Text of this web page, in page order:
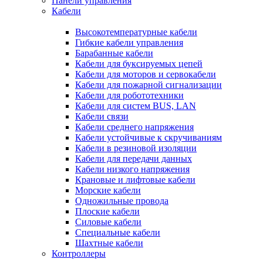
Кабели
Высокотемпературные кабели
Гибкие кабели управления
Барабанные кабели
Кабели для буксируемых цепей
Кабели для моторов и сервокабели
Кабели для пожарной сигнализации
Кабели для робототехники
Кабели для систем BUS, LAN
Кабели связи
Кабели среднего напряжения
Кабели устойчивые к скручиваниям
Кабели в резиновой изоляции
Кабели для передачи данных
Кабели низкого напряжения
Крановые и лифтовые кабели
Морские кабели
Одножильные провода
Плоские кабели
Силовые кабели
Специальные кабели
Шахтные кабели
Контроллеры